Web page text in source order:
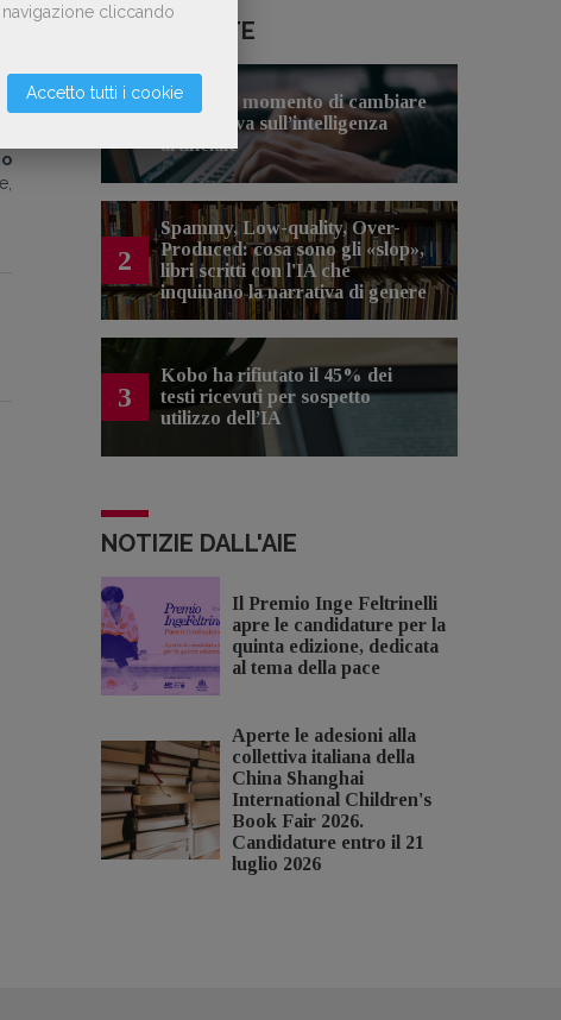
cliccando
Accetto tutti i cookie
LE PIÙ LETTE
1
Forse è il momento di cambiare
prospettiva sull’intelligenza
artificiale
2
Spammy, Low-quality, Over-
Produced: cosa sono gli «slop»,
libri scritti con l'IA che
inquinano la narrativa di genere
3
Kobo ha rifiutato il 45% dei
testi ricevuti per sospetto
utilizzo dell’IA
NOTIZIE DALL'AIE
Il Premio Inge Feltrinelli
apre le candidature per la
quinta edizione, dedicata
al tema della pace
Aperte le adesioni alla
collettiva italiana della
China Shanghai
International Children's
Book Fair 2026.
Candidature entro il 21
luglio 2026